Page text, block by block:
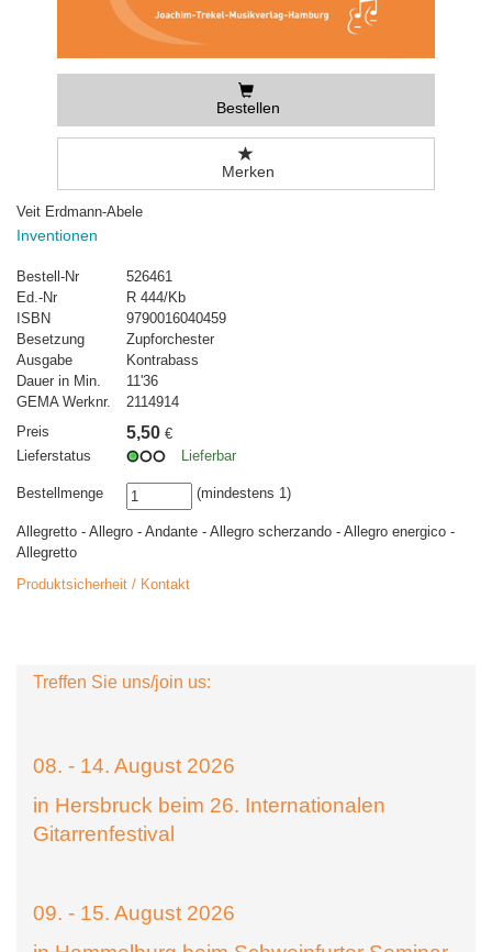
Bestellen
Merken
Veit Erdmann-Abele
Inventionen
Bestell-Nr
526461
Ed.-Nr
R 444/Kb
ISBN
9790016040459
Besetzung
Zupforchester
Ausgabe
Kontrabass
Dauer in Min.
11'36
GEMA Werknr.
2114914
Preis
5,50 €
Lieferstatus
Lieferbar
Bestellmenge (mindestens 1)
Allegretto - Allegro - Andante - Allegro scherzando - Allegro energico -
Allegretto
Produktsicherheit / Kontakt
Treffen Sie uns/join us:
08. - 14. August 2026
in Hersbruck beim 26. Internationalen
Gitarrenfestival
09. - 15. August 2026